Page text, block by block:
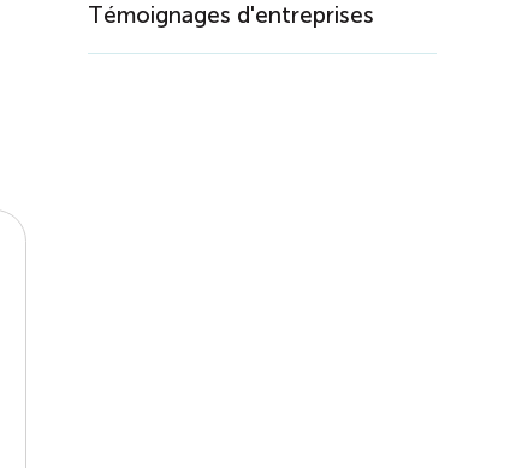
Témoignages d'entreprises